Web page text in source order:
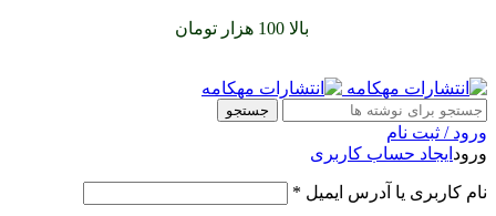
بالا 100 هزار تومان
جستجو
ورود / ثبت نام
ورود ایجاد حساب کاربری
نام کاربری یا آدرس ایمیل *